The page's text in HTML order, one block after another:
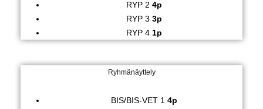
RYP 2 4p
RYP 3 3p
RYP 4 1p
Ryhmänäyttely
BIS/BIS-VET 1 4p